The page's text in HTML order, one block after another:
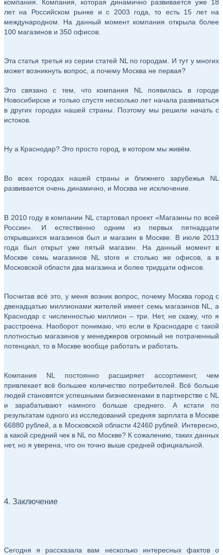
компания. Компания, которая динамично развивается уже 18
лет на Российском рынке и с 2003 года, то есть 15 лет на
международном. На данный момент компания открыла более
100 магазинов и 350 офисов.
Эта статья третья из серии статей NL по городам. И тут у многих
может возникнуть вопрос, а почему Москва не первая?
Это связано с тем, что компания NL появилась в городе
Новосибирске и только спустя несколько лет начала развиваться
в других городах нашей страны. Поэтому мы решили начать с
истоков.
Ну а Краснодар? Это просто город, в котором мы живём.
Во всех городах нашей страны и ближнего зарубежья NL
развивается очень динамично, и Москва не исключение.
В 2010 году в компании NL стартовал проект «Магазины по всей
России». И естественно одним из первых пятнадцати
открывшихся магазинов был и магазин в Москве. В июле 2013
года был открыт уже пятый магазин. На данный момент в
Москве семь магазинов NL store и столько же офисов, а в
Московской области два магазина и более тридцати офисов.
Посчитав всё это, у меня возник вопрос, почему Москва город с
двенадцатью миллионами жителей имеет семь магазинов NL, а
Краснодар с численностью миллион – три. Нет, не скажу, что я
расстроена. Наоборот понимаю, что если в Краснодаре с такой
плотностью магазинов у менеджеров огромный не потраченный
потенциал, то в Москве вообще работать и работать.
Компания NL постоянно расширяет ассортимент, чем
привлекает всё большее количество потребителей. Всё больше
людей становятся успешными бизнесменами в партнерстве с NL
и зарабатывают намного больше среднего. А кстати по
результатам одного из исследований средняя зарплата в Москве
66880 рублей, а в Московской области 42460 рублей. Интересно,
а какой средний чек в NL по Москве? К сожалению, таких данных
нет, но я уверена, что он точно выше средней официальной.
4. Заключение
Сегодня я рассказала вам несколько интересных фактов о